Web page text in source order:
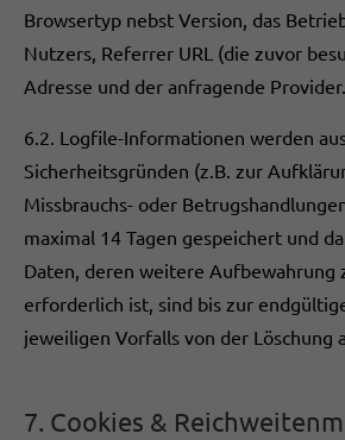
Browsertyp nebst Version, das
Nutzers, Referrer URL (die zuvor
Adresse und der anfragende Provider.
6.2. Logfile-Informationen werden
Sicherheitsgründen (z.B. zur
Missbrauchs- oder
maximal 14 Tagen gespeichert und
Daten, deren weitere Aufbewahrung
erforderlich ist, sind bis zur
jeweiligen Vorfalls von der Löschung
7. Cookies &